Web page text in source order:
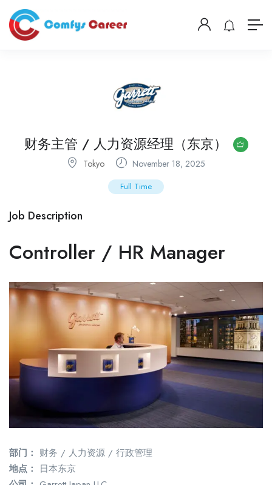
财务主管 / 人力资源经理（东京）
Tokyo November 18, 2025
Full Time
Job Description
Controller / HR Manager
部门： 财务 / 人力资源 / 行政管理
地点： 日本东京